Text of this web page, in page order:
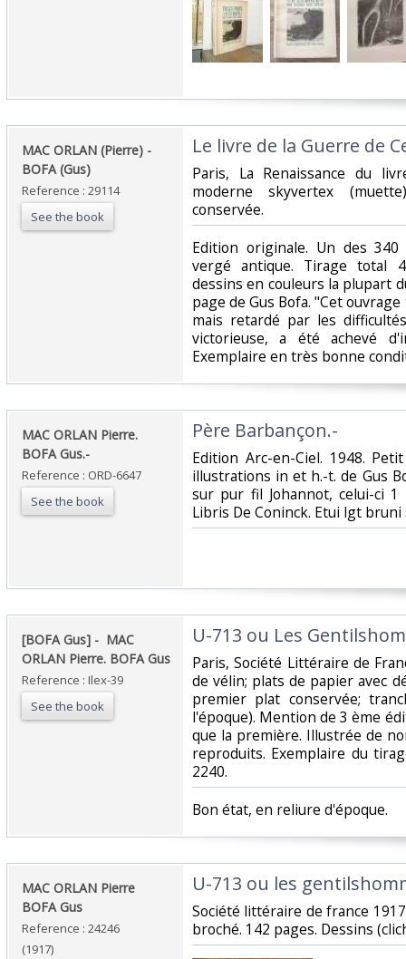
‎MAC ORLAN (Pierre) -
BOFA (Gus)‎
Reference : 29114
See the book
‎Le livre de la Guerre de
‎Paris, La Renaissance du
moderne skyvertex
conservée.‎
‎Edition originale. Un des
vergé antique. Tirage total
dessins en couleurs la plupart
page de Gus Bofa. "Cet
mais retardé par les
victorieuse, a été achevé
Exemplaire en très bonne
‎MAC ORLAN Pierre.
BOFA Gus.-‎
Reference : ORD-6647
See the book
‎Père Barbançon.-‎
‎Edition Arc-en-Ciel. 1948.
illustrations in et h.-t. de Gus
sur pur fil Johannot, celui-ci
Libris De Coninck. Etui lgt
‎[BOFA Gus] - ‎ ‎MAC
ORLAN Pierre. BOFA Gus‎
Reference : Ilex-39
See the book
‎U-713 ou Les
‎Paris, Société Littéraire de
de vélin; plats de papier avec
premier plat conservée;
l'époque). Mention de 3 ème
que la première. Illustrée de
reproduits. Exemplaire du
2240.‎
‎Bon état, en reliure d'époque.‎
‎MAC ORLAN Pierre
BOFA Gus‎
Reference : 24246
(1917)
‎U-713 ou les
‎Société littéraire de france
broché. 142 pages. Dessins